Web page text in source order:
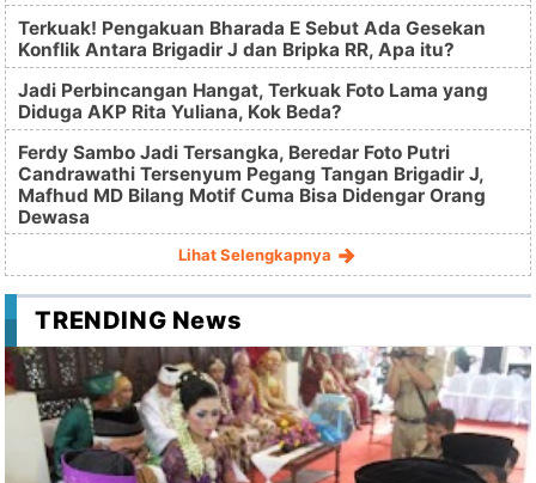
Terkuak! Pengakuan Bharada E Sebut Ada Gesekan
Konflik Antara Brigadir J dan Bripka RR, Apa itu?
Jadi Perbincangan Hangat, Terkuak Foto Lama yang
Diduga AKP Rita Yuliana, Kok Beda?
Ferdy Sambo Jadi Tersangka, Beredar Foto Putri
Candrawathi Tersenyum Pegang Tangan Brigadir J,
Mafhud MD Bilang Motif Cuma Bisa Didengar Orang
Dewasa
Lihat Selengkapnya
TRENDING News